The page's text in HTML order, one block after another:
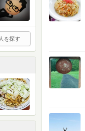
を探す